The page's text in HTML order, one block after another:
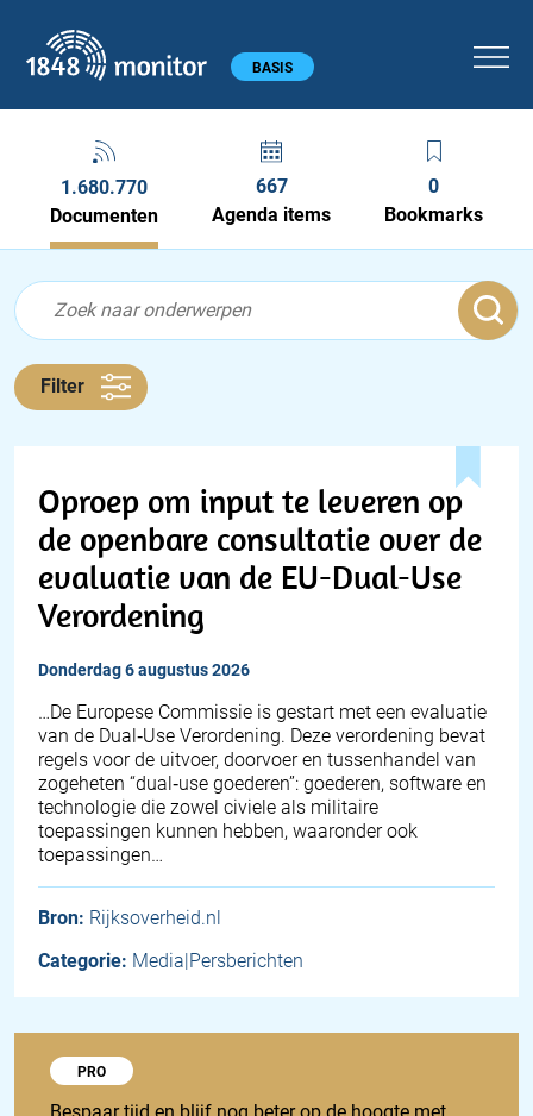
Hoofdmenu BASIS
1.680.770
Documenten
667
Agenda items
0
Bookmarks
Documenten feed
Feed
Filter
Oproep om input te leveren op
de openbare consultatie over de
evaluatie van de EU-Dual-Use
Verordening
donderdag 6 augustus 2026
…De Europese Commissie is gestart met een evaluatie
van de Dual‑Use Verordening. Deze verordening bevat
regels voor de uitvoer, doorvoer en tussenhandel van
zogeheten “dual‑use goederen”: goederen, software en
technologie die zowel civiele als militaire
toepassingen kunnen hebben, waaronder ook
toepassingen…
Bron: Rijksoverheid.nl
Categorie: Media|Persberichten
Probeer 1848 Pro
PRO